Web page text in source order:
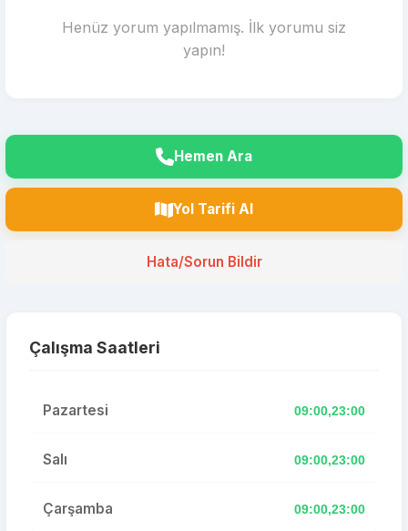
Henüz yorum yapılmamış. İlk yorumu siz
yapın!
Hemen Ara
Yol Tarifi Al
Hata/Sorun Bildir
Çalışma Saatleri
Pazartesi 09:00,23:00
Salı 09:00,23:00
Çarşamba 09:00,23:00